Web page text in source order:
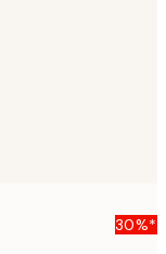
30%*